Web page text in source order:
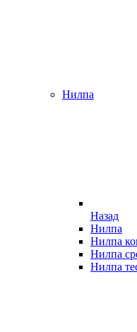
Нилпа
Назад
Нилпа
Нилпа
Нилпа
Нилпа